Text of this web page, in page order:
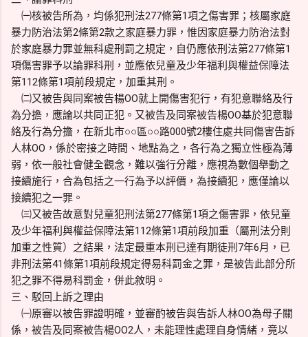
㈠核被告所為，均係犯刑法277條第1項之傷害罪；核屬家庭
暴力防治法第2條第2款之家庭暴力罪，惟因家庭暴力防治法對
於家庭暴力罪並無科處刑罰之規定，自仍應依刑法第277條第1
項傷害罪予以論罪科刑，並應依兒童及少年福利與權益保障法
第112條第1項前段規定，加重其刑。
㈡又被告與同案被告楊OO就上開傷害犯行，有犯意聯絡及行
為分擔，應論以共同正犯。又被告及同案被告楊OO基於犯意聯
絡及行為分擔，在新北市○○區○○路000號2樓住處共同傷害告訴
人林OO，係於密接之時間、地點為之，各行為之獨立性極為薄
弱，依一般社會健全觀念，難以強行分離，應視為數個舉動之
接續施行，合為包括之一行為予以評價，為接續犯，應僅論以
接續犯之一罪。
㈢又被告故意對兒童犯刑法第277條第1項之傷害罪，依兒童
及少年福利與權益保障法第112條第1項前段加重（屬刑法分則
加重之性質）之結果，法定最重本刑已達有期徒刑7年6月，已
非刑法第41條第1項前段規定得易科罰金之罪，是被告此部分所
犯之罪不得易科罰金，併此敘明。
三、駁回上訴之理由
㈠原審以被告罪證明確，並審酌被告與告訴人林OO為母子關
係，被告及同案被告楊OO2人，未能理性處理自身情緒，竟以